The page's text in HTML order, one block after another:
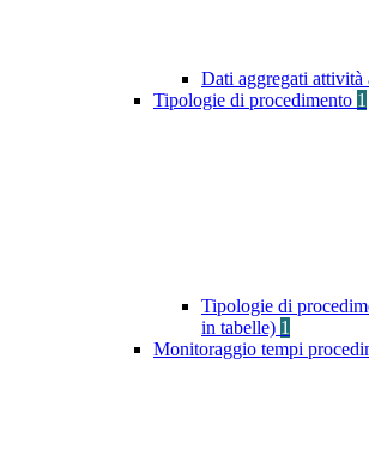
Dati aggregati attività
Tipologie di procedimento 1
Tipologie di
in tabelle) 1
Monitoraggio tempi